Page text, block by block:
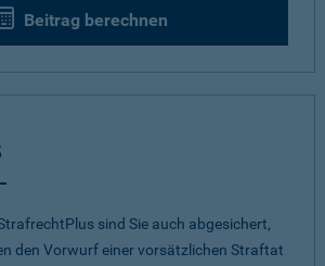
Beitrag berechnen
sind Sie auch abgesichert,
den Vorwurf einer vorsätzlichen Straftat